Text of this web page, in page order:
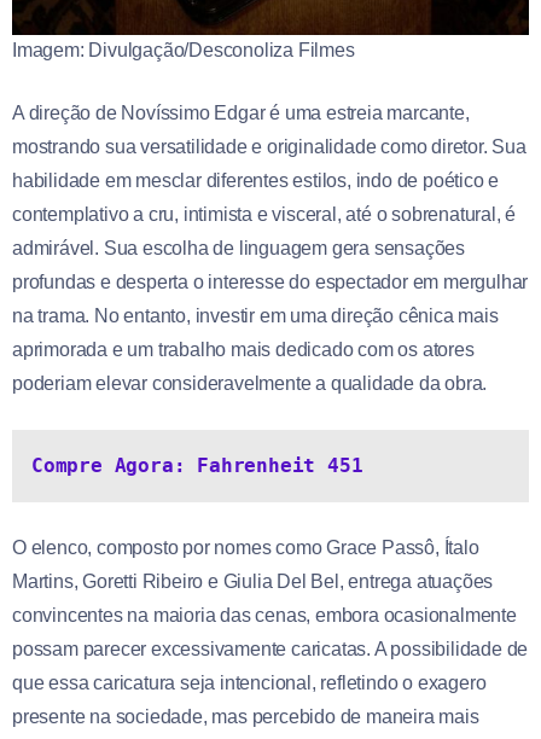
Imagem: Divulgação/Desconoliza Filmes
A direção de Novíssimo Edgar é uma estreia marcante,
mostrando sua versatilidade e originalidade como diretor. Sua
habilidade em mesclar diferentes estilos, indo de poético e
contemplativo a cru, intimista e visceral, até o sobrenatural, é
admirável. Sua escolha de linguagem gera sensações
profundas e desperta o interesse do espectador em mergulhar
na trama. No entanto, investir em uma direção cênica mais
aprimorada e um trabalho mais dedicado com os atores
poderiam elevar consideravelmente a qualidade da obra.
Compre Agora: Fahrenheit 451
O elenco, composto por nomes como Grace Passô, Ítalo
Martins, Goretti Ribeiro e Giulia Del Bel, entrega atuações
convincentes na maioria das cenas, embora ocasionalmente
possam parecer excessivamente caricatas. A possibilidade de
que essa caricatura seja intencional, refletindo o exagero
presente na sociedade, mas percebido de maneira mais